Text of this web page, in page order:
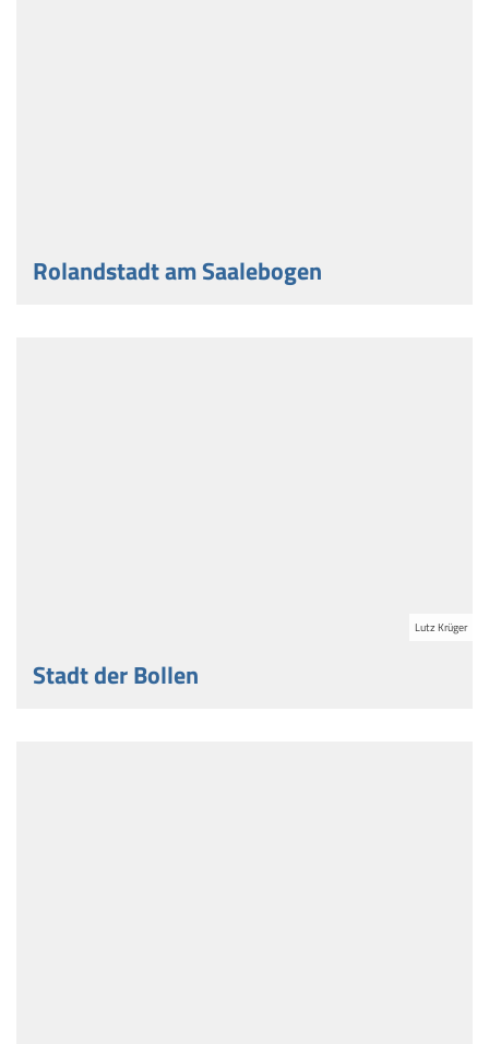
Rolandstadt am Saalebogen
Lutz Krüger
Stadt der Bollen